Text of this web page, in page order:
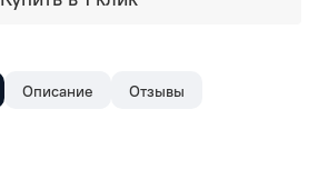
Описание Отзывы